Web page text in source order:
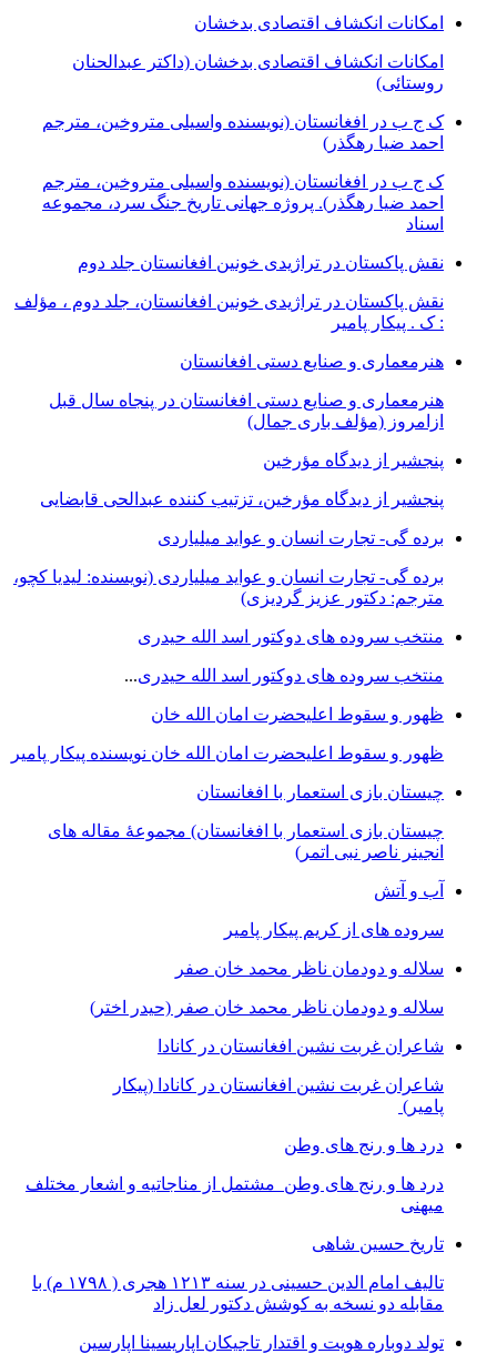
امکانات انکشاف اقتصادی بدخشان
امکانات انکشاف اقتصادی بدخشان (داکتر عبدالحنان
روستائی)
ک ج ب در افغانستان (نویسنده واسیلی متروخین، مترجم
احمد ضیا رهگذر)
ک ج ب در افغانستان (نویسنده واسیلی متروخین، مترجم
احمد ضیا رهگذر). پروژه جهانی تاریخ جنگ سرد، مجموعه
اسناد
نقش پاکستان در تراژیدی خونین افغانستان جلد دوم
نقش پاکستان در تراژیدی خونین افغانستان، جلد دوم ، مؤلف
: ک . پیکار پامیر
هنرمعماری و صنایع دستی افغانستان
هنرمعماری و صنایع دستی افغانستان در پنجاه سال قبل
ازامروز (مؤلف باری جمال)
پنجشیر از دیدگاه مؤرخین
پنجشیر از دیدگاه مؤرخین، تزتیب کننده عبدالحی قابضايی
برده گی- تجارت انسان و عواید میلیاردی
برده گی- تجارت انسان و عواید میلیاردی (نویسنده: لیدیا کچو،
مترجم: دکتور عزیز گردیزی)
منتخب سروده های دوکتور اسد الله حیدری
منتخب سروده های دوکتور اسد الله حیدری...
ظهور و سقوط اعلیحضرت امان الله خان
ظهور و سقوط اعلیحضرت امان الله خان نویسنده پیکار پامیر
چیستان بازی استعمار با افغانستان
چیستان بازی استعمار با افغانستان) مجموعۀ مقاله های
انجینر ناصر نبی اتمر)
آب و آتش
سروده های از کریم پیکار پامیر
سلاله و دودمان ناظر محمد خان صفر
سلاله و دودمان ناظر محمد خان صفر (حیدر اختر)
شاعران غربت نشین افغانستان در کانادا
شاعران غربت نشین افغانستان در کانادا (پیکار
پامیر)
درد ها و رنج های وطن
درد ها و رنج های وطن مشتمل از مناجاتیه و اشعار مختلف
میهنی
تاریخ حسین شاهی
تالیف امام الدین حسینی در سنه ۱۲۱۳ هجری ( ۱۷۹۸ م) با
مقابله دو نسخه به کوشش دکتور لعل زاد
تولد دوباره هویت و اقتدار تاجیکان اپاریسینا اپارسین